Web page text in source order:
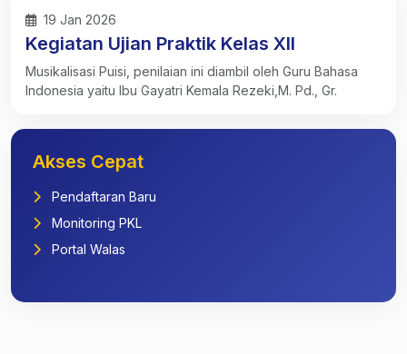
19 Jan 2026
Kegiatan Ujian Praktik Kelas XII
Musikalisasi Puisi, penilaian ini diambil oleh Guru Bahasa
Indonesia yaitu Ibu Gayatri Kemala Rezeki,M. Pd., Gr.
Akses Cepat
Pendaftaran Baru
Monitoring PKL
Portal Walas